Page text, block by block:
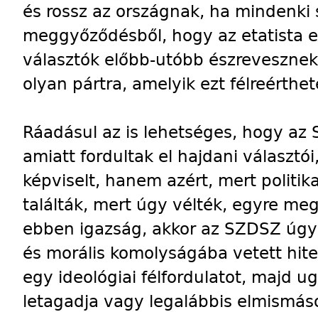
és rossz az országnak, ha
meggyőződésből, hogy az etatista
választók előbb-utóbb
olyan pártra, amelyik ezt
Ráadásul az is lehetséges, hogy az
amiatt fordultak el hajdani
képviselt, hanem azért, mert
találták, mert úgy vélték, egyre
ebben igazság, akkor az SZDSZ
és morális komolyságába vetett
egy ideológiai félfordulatot, majd
letagadja vagy legalábbis